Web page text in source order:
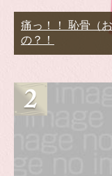
痛っ！！ 恥骨（
の？！